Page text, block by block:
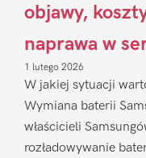
objawy,
naprawa w
1 lutego 2026
W jakiej sytuacji
Wymiana baterii
właścicieli
rozładowywanie